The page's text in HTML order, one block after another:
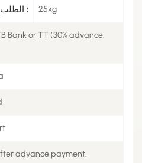
الطلب (الحد الأدنى لكمية الطلب) : 25kg
Bank or TT (30% advance,
advance payment.